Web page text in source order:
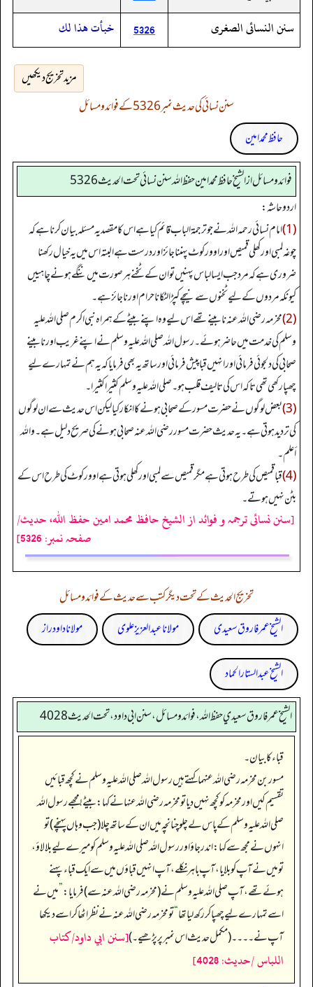
سنن النسائى الصغرى
5326 خبأت هذا لك
مزید تخریج دیکھیں
سنن نسائی کی حدیث نمبر 5326 کے فوائد و مسائل
حافظ محمد امین
فوائد ومسائل از الشيخ حافظ محمد امين حفظ الله سنن نسائي تحت الحديث5326
اردو حاشہ:
(1) امام نسائی رحمہ اللہ نے جو ترجمۃ الباب قائم کیا ہے اس کا مقصد یہ مسئلہ بیان کرنا ہے کہ
چوغہ لمبی اور کھلی قمیص اور اوور کوٹ پہننا جائز اور درست ہے البتہ اس میں یہ خیال رکھنا
ضروری ہے کہ مرد جب ایسا لباس پہنیں تو ان کے ٹخنے ہر صورت میں ننگے ہونے چاہییں
کیونکہ مردوں کے لیے ٹخنوں سے نیچے کپڑا لٹکانا حرام اور ناجائز ہے۔
(2) مخرمہ رضی اللہ عنہ نابینے تھے اس لیے وہ اپنے بیٹے کے ہمراہ نبی اکرم صلی اللہ علیہ
وسلم کی خدمت میں حاضر ہوئے۔ رسول اللہ صلی اللہ علیہ وسلم نے اپنے غریب اور نابینے
صحابی کی دلجوئی فرمائی اور انہیں قبا پیش فرمائی اور ساتھ یہ بھی فرمایا کہ یہ ہم نے تمہارے لیے
چھپا رکھی تھی تاکہ اس کی تالیف قلب ہو۔ صلی اللہ علیہ وسلم کثیرا کثیرا۔
(3) بعض لوگوں نے حضرت مسور کے صحابی ہونے کا انکار کیا لیکن اس حدیث سے ان لوگوں
کی تردید ہوتی ہے۔ یہ حدیث حضرت مسور رضی اللہ عنہ صحابی ہونے کی صریح دلیل ہے۔ واللہ
أعلم۔
(4) قبا قمیص کی طرح ہوتی ہے مگر قمیص سے لمبی اور کھلی ہوتی ہے اوور کوٹ کی طرح اس کے
بٹن نہیں ہوتے۔
[سنن نسائی ترجمہ و فوائد از الشیخ حافظ محمد امین حفظ اللہ، حدیث/
صفحہ نمبر: 5326]
تخریج الحدیث کے تحت دیگر کتب سے حدیث کے فوائد و مسائل
الشیخ عمر فاروق سعیدی
مولانا عبد العزیز علوی مولانا داود راز
الشیخ عبدالستار الحماد
الشيخ عمر فاروق سعيدي حفظ الله، فوائد و مسائل، سنن ابي داود ، تحت الحديث 4028
قباء کا بیان۔
مسور بن مخرمہ رضی اللہ عنہما کہتے ہیں رسول اللہ صلی اللہ علیہ وسلم نے کچھ قبائیں
تقسیم کیں اور مخرمہ کو کچھ نہیں دیا تو مخرمہ رضی اللہ عنہا نے کہا: بیٹے! مجھے رسول اللہ
صلی اللہ علیہ وسلم کے پاس لے چلو چنانچہ میں ان کے ساتھ چلا (جب وہاں پہنچے) تو
انہوں نے مجھ سے کہا: اندر جاؤ اور رسول اللہ صلی اللہ علیہ وسلم کو میرے لیے بلا لاؤ،
تو میں نے آپ کو بلایا، آپ باہر نکلے، آپ انہیں قباؤں میں سے ایک قباء پہنے
ہوئے تھے، آپ صلی اللہ علیہ وسلم نے (مخرمہ رضی اللہ عنہ سے) فرمایا:”میں نے
اسے تمہارے لیے چھپا کر رکھ لیا تھا“تو مخرمہ رضی اللہ عنہ نے نظر اٹھا کر اسے دیکھا
آپ نے۔۔۔۔ (مکمل حدیث اس نمبر پر پڑھیے۔)[سنن ابي داود/كتاب
اللباس /حدیث: 4028]